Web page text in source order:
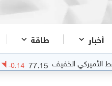
أخبار طاقة
الخفيف 77.15
-0.14
(-0.18%)